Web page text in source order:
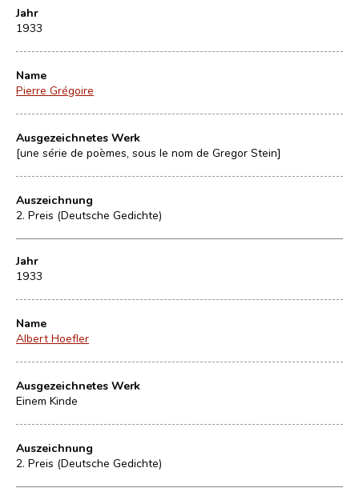
Jahr
1933
Name
Pierre Grégoire
Ausgezeichnetes Werk
[une série de poèmes, sous le nom de Gregor Stein]
Auszeichnung
2. Preis (Deutsche Gedichte)
Jahr
1933
Name
Albert Hoefler
Ausgezeichnetes Werk
Einem Kinde
Auszeichnung
2. Preis (Deutsche Gedichte)